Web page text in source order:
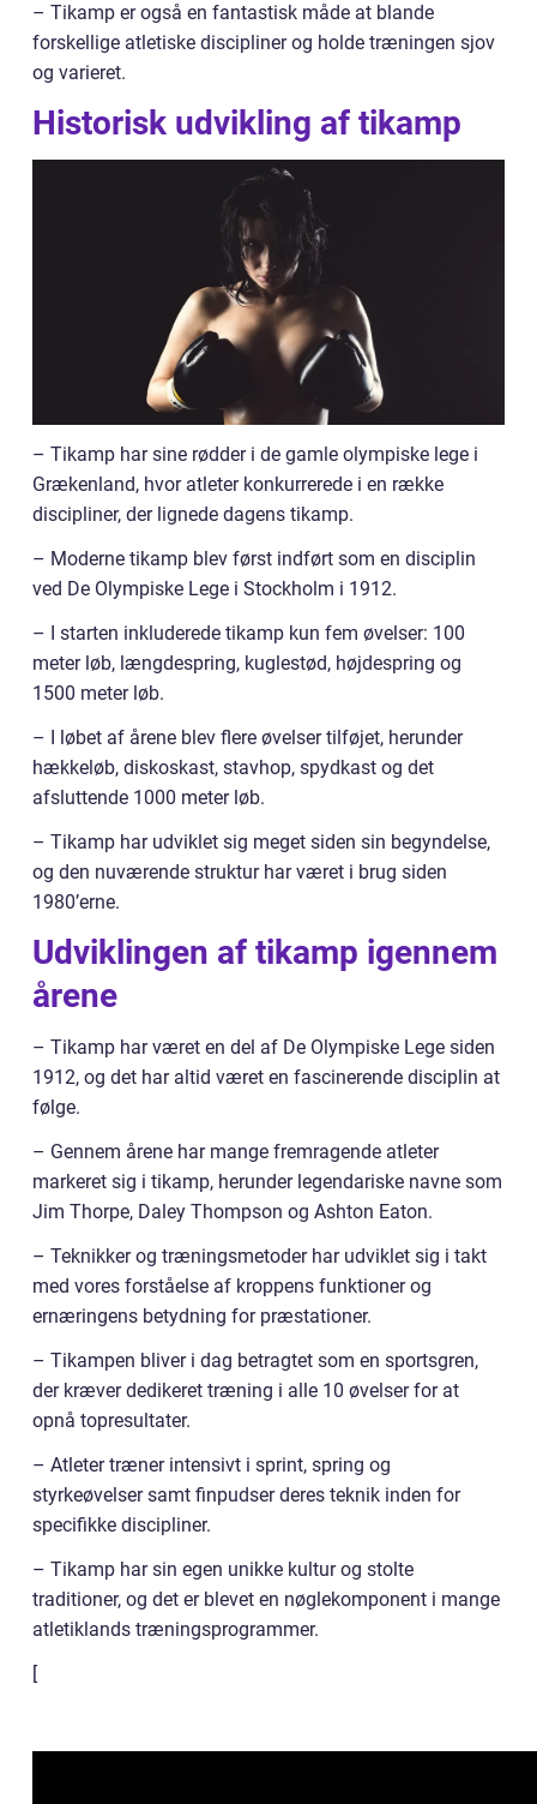
– Tikamp er også en fantastisk måde at blande
forskellige atletiske discipliner og holde træningen sjov
og varieret.
Historisk udvikling af tikamp
– Tikamp har sine rødder i de gamle olympiske lege i
Grækenland, hvor atleter konkurrerede i en række
discipliner, der lignede dagens tikamp.
– Moderne tikamp blev først indført som en disciplin
ved De Olympiske Lege i Stockholm i 1912.
– I starten inkluderede tikamp kun fem øvelser: 100
meter løb, længdespring, kuglestød, højdespring og
1500 meter løb.
– I løbet af årene blev flere øvelser tilføjet, herunder
hækkeløb, diskoskast, stavhop, spydkast og det
afsluttende 1000 meter løb.
– Tikamp har udviklet sig meget siden sin begyndelse,
og den nuværende struktur har været i brug siden
1980’erne.
Udviklingen af tikamp igennem
årene
– Tikamp har været en del af De Olympiske Lege siden
1912, og det har altid været en fascinerende disciplin at
følge.
– Gennem årene har mange fremragende atleter
markeret sig i tikamp, herunder legendariske navne som
Jim Thorpe, Daley Thompson og Ashton Eaton.
– Teknikker og træningsmetoder har udviklet sig i takt
med vores forståelse af kroppens funktioner og
ernæringens betydning for præstationer.
– Tikampen bliver i dag betragtet som en sportsgren,
der kræver dedikeret træning i alle 10 øvelser for at
opnå topresultater.
– Atleter træner intensivt i sprint, spring og
styrkeøvelser samt finpudser deres teknik inden for
specifikke discipliner.
– Tikamp har sin egen unikke kultur og stolte
traditioner, og det er blevet en nøglekomponent i mange
atletiklands træningsprogrammer.
[